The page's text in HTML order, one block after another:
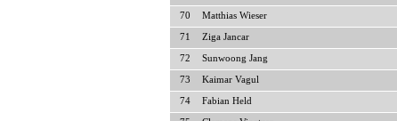
70 Matthias Wieser
71 Ziga Jancar
72 Sunwoong Jang
73 Kaimar Vagul
74 Fabian Held